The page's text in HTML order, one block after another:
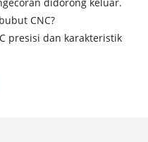
CNC?
presisi dan karakteristik